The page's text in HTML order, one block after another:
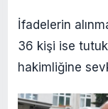
İfadelerin
36 kişi ise
hakimliğine